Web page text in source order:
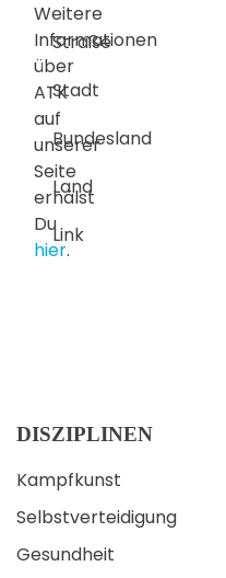
Weitere
Informationen
über
ATK
auf
unserer
Seite
erhälst
Du
hier.
Straße
Stadt
Bundesland
Land
Link
DISZIPLINEN
Kampfkunst
Selbstverteidigung
Gesundheit